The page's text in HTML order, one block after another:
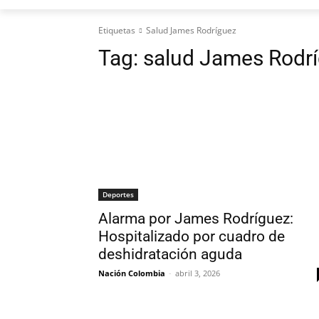
Etiquetas Salud James Rodríguez
Tag: salud James
Deportes
Alarma por James Rodríguez:
Hospitalizado por cuadro de
deshidratación aguda
Nación Colombia - abril 3, 2026